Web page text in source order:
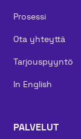
Prosessi
Ota yhteyttä
Tarjouspyyntö
In English
PALVELUT